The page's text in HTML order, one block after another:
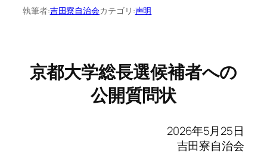
執筆者:吉田寮自治会カテゴリ:声明
京都大学総長選候補者への
公開質問状
2026年5月25日
吉田寮自治会